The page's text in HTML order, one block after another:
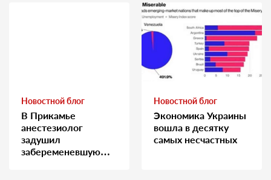
Новостной блог
В Прикамье
анестезиолог
задушил
забеременевшую
Новостной блог
Экономика Украины
вошла в десятку
самых несчастных